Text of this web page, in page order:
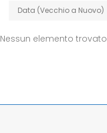
Data (Vecchio a Nuovo)
Nessun elemento trovato